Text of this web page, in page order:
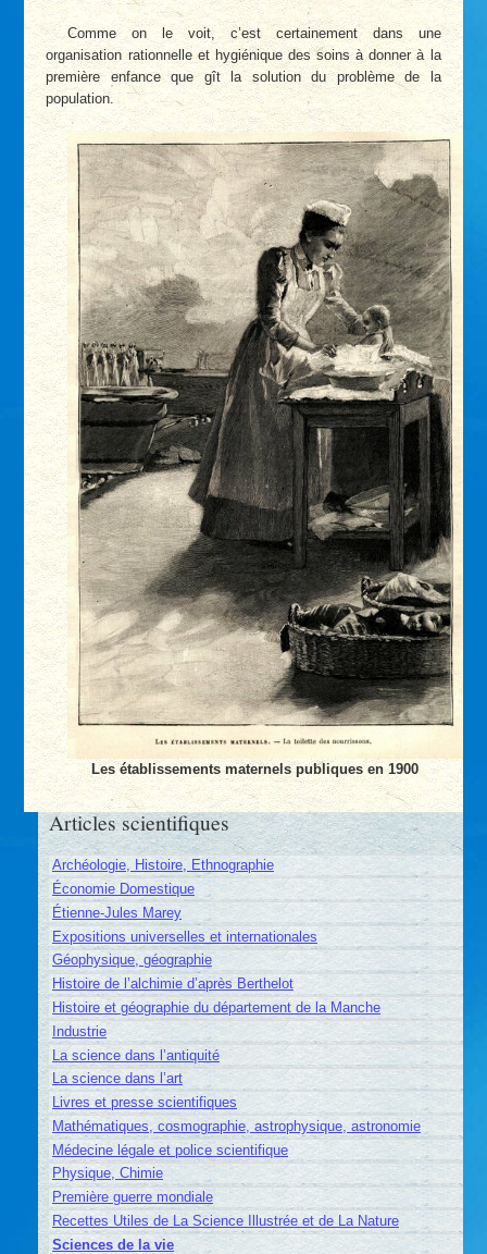
Comme on le voit, c’est certainement dans une
organisation rationnelle et hygiénique des soins à donner à la
première enfance que gît la solution du problème de la
population.
Les établissements maternels publiques en 1900
Articles scientifiques
Archéologie, Histoire, Ethnographie
Économie Domestique
Étienne-Jules Marey
Expositions universelles et internationales
Géophysique, géographie
Histoire de l’alchimie d’après Berthelot
Histoire et géographie du département de la Manche
Industrie
La science dans l’antiquité
La science dans l’art
Livres et presse scientifiques
Mathématiques, cosmographie, astrophysique, astronomie
Médecine légale et police scientifique
Physique, Chimie
Première guerre mondiale
Recettes Utiles de La Science Illustrée et de La Nature
Sciences de la vie